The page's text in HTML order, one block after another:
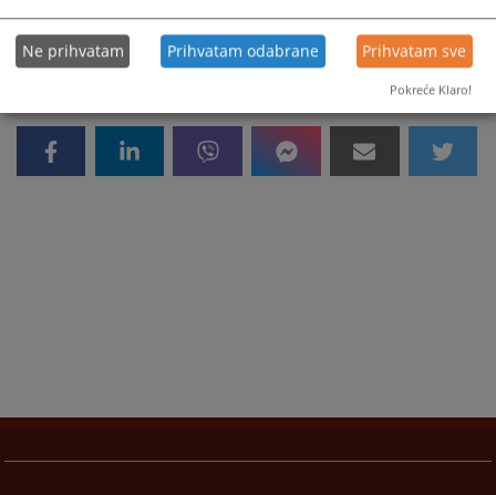
Ne prihvatam Prihvatam odabrane Prihvatam sve
Pokreće Klaro!